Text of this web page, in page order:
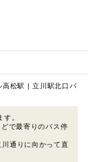
高松駅 | 立川駅北口バ
。
で最寄りのバス停
通りに向かって直